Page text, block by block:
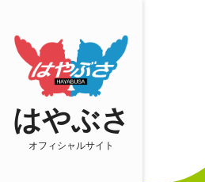
はやぶさ
オフィシャルサイト